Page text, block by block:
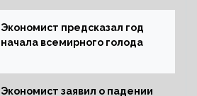
Экономист предсказал год
начала всемирного голода
Экономист заявил о падении